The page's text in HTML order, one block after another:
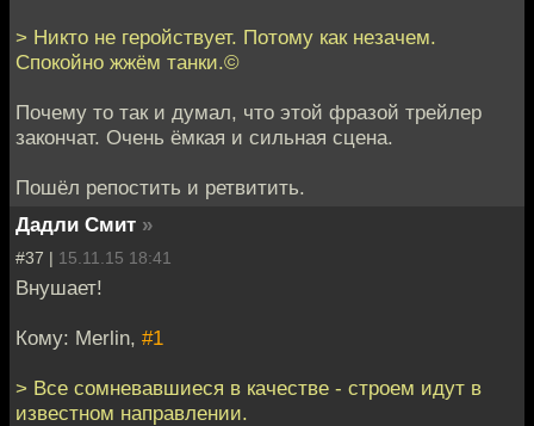
> Никто не геройствует. Потому как незачем.
Спокойно жжём танки.©
Почему то так и думал, что этой фразой трейлер
закончат. Очень ёмкая и сильная сцена.
Пошёл репостить и ретвитить.
Дадли Смит »
#37 | 15.11.15 18:41
Внушает!
Кому: Merlin, #1
> Все сомневавшиеся в качестве - строем идут в
известном направлении.